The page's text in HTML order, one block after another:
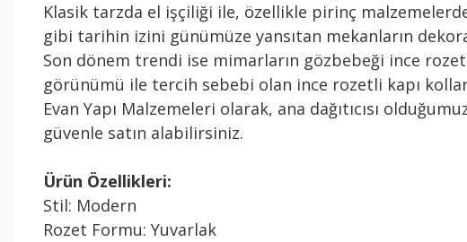
Klasik tarzda el işçiliği ile, özellikle pirinç
gibi tarihin izini günümüze yansıtan mekanların
Son dönem trendi ise mimarların gözbebeği ince
görünümü ile tercih sebebi olan ince rozetli kapı
Evan Yapı Malzemeleri olarak, ana dağıtıcısı
güvenle satın alabilirsiniz.
Ürün Özellikleri:
Stil: Modern
Rozet Formu: Yuvarlak